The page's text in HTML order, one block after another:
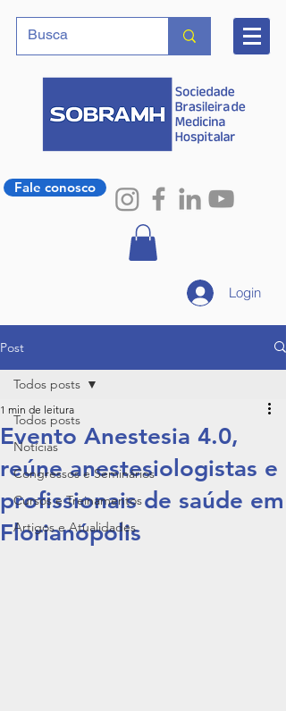
Fale conosco
Login
Post
Todos posts
Notícias
Congressos e Seminários
Cursos e Treinamentos
Artigos e Atualidades
Todos posts
Evento Anestesia 4.0,
reúne anestesiologistas e
profissionais de saúde em
Florianópolis
1 min de leitura